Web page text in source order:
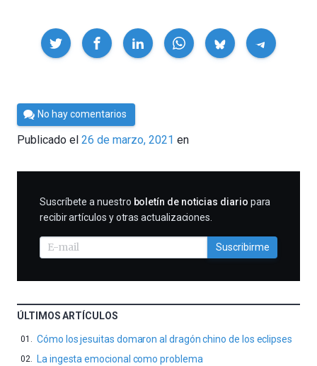
Compartir
Por
César
Tomé
No hay comentarios
Publicado el 26 de marzo, 2021 en
SUSCRIBIRME
Suscríbete a nuestro boletín de noticias diario para
recibir artículos y otras actualizaciones.
Suscribirme
ÚLTIMOS ARTÍCULOS
Cómo los jesuitas domaron al dragón chino de los eclipses
La ingesta emocional como problema